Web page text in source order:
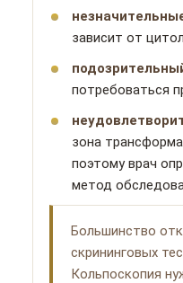
зависит от
потребоваться
зона
поэтому врач
метод
Большинство
скрининговых
Кольпоскопия